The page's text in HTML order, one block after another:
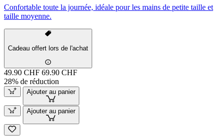
Confortable toute la journée, idéale pour les mains de petite taille et
taille moyenne.
Cadeau offert lors de l'achat
49.90 CHF 69.90 CHF
28% de réduction
Ajouter au panier
Ajouter au panier